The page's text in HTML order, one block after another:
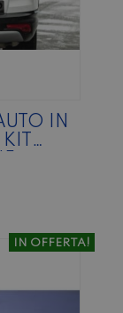
IN
IN OFFERTA!